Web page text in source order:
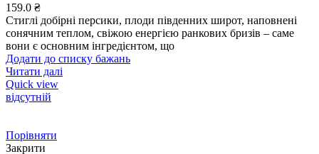
159.0 ₴
Стиглі добірні персики, плоди південних широт, наповнені
сонячним теплом, свіжою енергією ранкових бризів – саме
вони є основним інгредієнтом, що
Додати до списку бажань
Читати далі
Quick view
відсутній
Порівняти
Закрити